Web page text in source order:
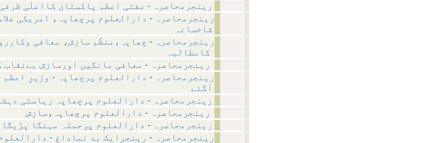
رینجرمحاصرہ - مفتی اعظم پاکستان کااعلٰی ظرفی
رینجرمحاصرہ - دارالعلوم پرچھاپہ، امریکی
شاخسانہ
رینجرمحاصرہ - چھاپہ،منظّم سازش، معافی
رینجرمحاصرہ - دارالعلوم پرچھاپہ - وزیرِ اعظم
آگئے
رینجرمحاصرہ - دارالعلوم پرچھاپہ ریاستی
رینجرمحاصرہ - دارالعلوم پرحملہ مہنگا پڑیگا
رینجرمحاصرہ - رینجرایک بد نماداغ -